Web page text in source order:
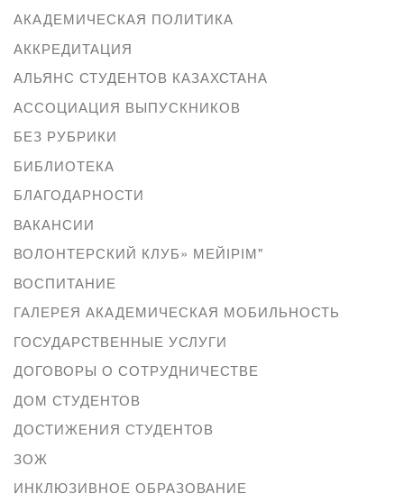
АКАДЕМИЧЕСКАЯ ПОЛИТИКА
АККРЕДИТАЦИЯ
АЛЬЯНС СТУДЕНТОВ КАЗАХСТАНА
АССОЦИАЦИЯ ВЫПУСКНИКОВ
БЕЗ РУБРИКИ
БИБЛИОТЕКА
БЛАГОДАРНОСТИ
ВАКАНСИИ
ВОЛОНТЕРСКИЙ КЛУБ» МЕЙІРІМ"
ВОСПИТАНИЕ
ГАЛЕРЕЯ АКАДЕМИЧЕСКАЯ МОБИЛЬНОСТЬ
ГОСУДАРСТВЕННЫЕ УСЛУГИ
ДОГОВОРЫ О СОТРУДНИЧЕСТВЕ
ДОМ СТУДЕНТОВ
ДОСТИЖЕНИЯ СТУДЕНТОВ
ЗОЖ
ИНКЛЮЗИВНОЕ ОБРАЗОВАНИЕ